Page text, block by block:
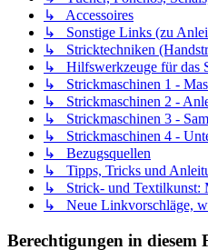
↳ Accessoires
↳ Sonstige Links (zu
↳ Stricktechniken
↳ Hilfswerkzeuge für das
↳ Strickmaschinen 1 -
↳ Strickmaschinen 2 -
↳ Strickmaschinen 3 -
↳ Strickmaschinen 4 -
↳ Bezugsquellen
↳ Tipps, Tricks und
↳ Strick- und Textilkunst:
↳ Neue Linkvorschläge,
Berechtigungen in diesem